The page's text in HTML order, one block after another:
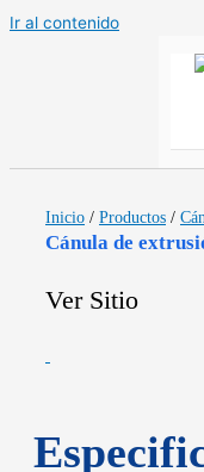
Ir al contenido
Inicio / Productos /
Cánula de
Ver Sitio